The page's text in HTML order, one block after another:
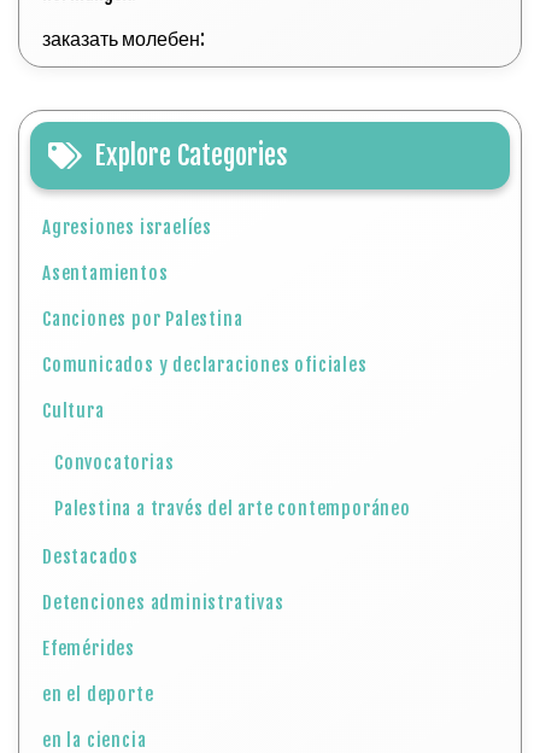
заказать молебен:
Explore Categories
Agresiones israelíes
Asentamientos
Canciones por Palestina
Comunicados y declaraciones oficiales
Cultura
Convocatorias
Palestina a través del arte contemporáneo
Destacados
Detenciones administrativas
Efemérides
en el deporte
en la ciencia